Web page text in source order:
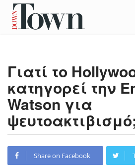
Γιατί το
κατηγορεί την
Watson για
Share on Facebook